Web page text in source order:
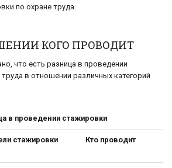
по охране труда.
КОГО ПРОВОДИТ
что есть разница в проведении
в отношении различных категорий
в проведении стажировки
стажировки Кто проводит